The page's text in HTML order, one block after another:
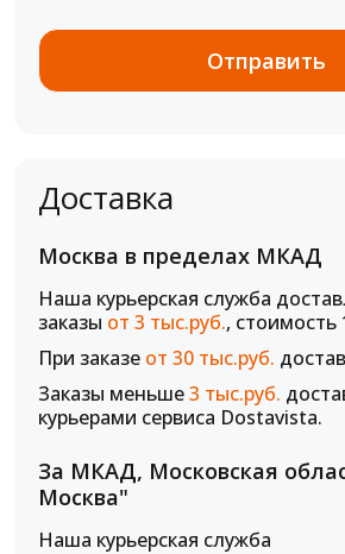
Доставка
Москва в пределах МКАД
Наша курьерская служба
заказы от 3 тыс.руб., стоимость
При заказе от 30 тыс.руб.
Заказы меньше3 тыс.руб.
курьерами сервиса Dostavista.
За МКАД, Московская
Москва"
Наша курьерская служба